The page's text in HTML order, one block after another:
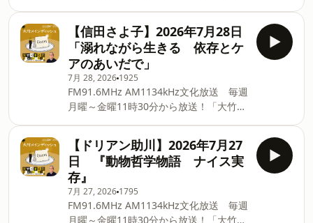
ンを飾るゲストが登場！ 大竹まこと＆各
パートナーがお客様のトークを料理しま
す。 毎週木曜日は世の中のギモンに答え
るレポートのコーナー。 どんなことでも
楽しく解決します！ ■ApplePodcast、
Spotify、AmazonMusicなどをご利用の
方は番組フォローをお願いします！ ■長
野智子アップデート ポッドキャスト配
信開始！！長野智子アップデート ニュ
ースアップデート（有識者を迎えニュー
スを読み解く） ▼PodcastQR ⁠⁠⁠⁠⁠⁠⁠⁠⁠⁠⁠⁠⁠⁠⁠⁠⁠⁠⁠⁠⁠⁠⁠⁠⁠⁠⁠⁠⁠⁠⁠⁠⁠⁠⁠⁠⁠⁠⁠⁠⁠⁠⁠⁠⁠⁠⁠⁠⁠⁠⁠⁠⁠⁠⁠⁠⁠⁠⁠⁠⁠⁠⁠⁠⁠⁠⁠⁠⁠⁠⁠⁠⁠⁠⁠⁠⁠⁠⁠⁠⁠⁠⁠⁠⁠⁠⁠⁠⁠⁠⁠⁠⁠⁠⁠⁠⁠⁠⁠⁠⁠⁠⁠⁠⁠⁠⁠⁠⁠⁠⁠⁠⁠⁠⁠⁠
【信田さよ子】2026年7月28日
「溺れながら生きる 依存とケ
アのあいだで」
7月 28, 2026 1925
FM91.6MHz AM1134kHz文化放送 毎週
月曜～金曜11時30分から放送！「大竹ま
ンを飾るゲストが登場！ 大竹まこと＆各
パートナーがお客様のトークを料理しま
す。 毎週木曜日は世の中のギモンに答え
るレポートのコーナー。 どんなことでも
楽しく解決します！ ■ApplePodcast、
Spotify、AmazonMusicなどをご利用の
【ドリアン助川】2026年7月27
日 『動物哲学物語 ナイス実
存』
7月 27, 2026 1795
FM91.6MHz AM1134kHz文化放送 毎週
月曜～金曜11時30分から放送！「大竹ま